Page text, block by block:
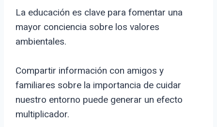
La educación es clave para fomentar una
mayor conciencia sobre los valores
ambientales.
Compartir información con amigos y
familiares sobre la importancia de cuidar
nuestro entorno puede generar un efecto
multiplicador.